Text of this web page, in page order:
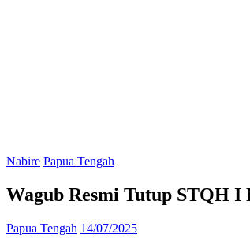
Nabire Papua Tengah
Wagub Resmi Tutup STQH
Papua Tengah 14/07/2025